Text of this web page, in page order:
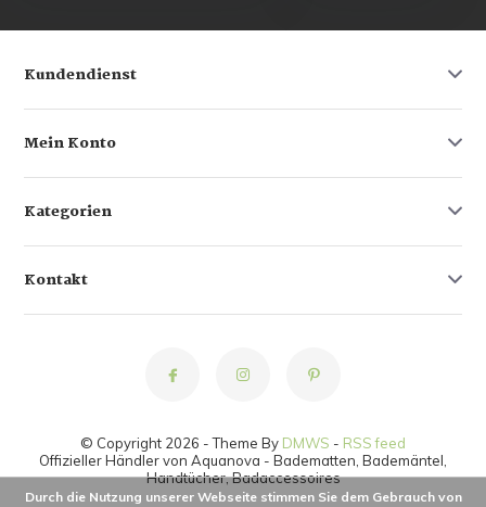
Kundendienst
Mein Konto
Kategorien
Kontakt
© Copyright 2026 - Theme By DMWS - RSS feed
Offizieller Händler von Aquanova - Badematten, Bademäntel,
Handtücher, Badaccessoires
Durch die Nutzung unserer Webseite stimmen Sie dem Gebrauch von